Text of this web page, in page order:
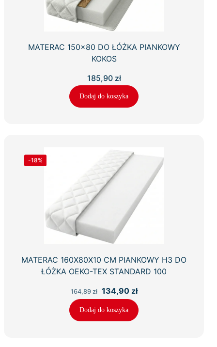
MATERAC 150×80 DO ŁÓŻKA PIANKOWY
KOKOS
185,90 zł
Dodaj do koszyka
-18%
MATERAC 160X80X10 CM PIANKOWY H3 DO
ŁÓŻKA OEKO-TEX STANDARD 100
164,89zł
Pierwotna
cena
wynosiła:
164,89 zł.
134,90 złAktualna
wynosi:
134,90 zł.
Dodaj do koszyka